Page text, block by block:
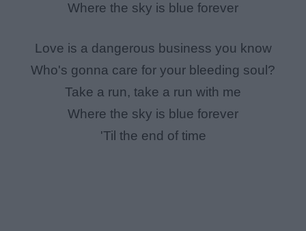
Where the sky is blue forever
Love is a dangerous business you know
Who's gonna care for your bleeding soul?
Take a run, take a run with me
Where the sky is blue forever
'Til the end of time